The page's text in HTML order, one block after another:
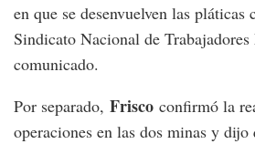
en que se desenvuelven las
Sindicato Nacional de
comunicado.
Por separado, Frisco confirmó la
operaciones en las dos minas y